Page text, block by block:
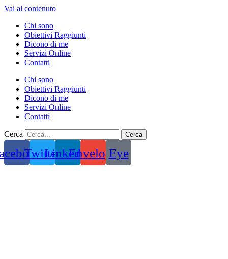
Vai al contenuto
Chi sono
Obiettivi Raggiunti
Dicono di me
Servizi Online
Contatti
Chi sono
Obiettivi Raggiunti
Dicono di me
Servizi Online
Contatti
Cerca Cerca
TwitterLinkedinEnvelopeEye